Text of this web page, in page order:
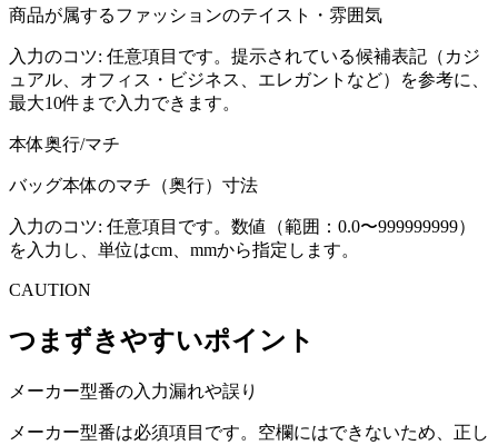
商品が属するファッションのテイスト・雰囲気
入力のコツ: 任意項目です。提示されている候補表記（カジ
ュアル、オフィス・ビジネス、エレガントなど）を参考に、
最大10件まで入力できます。
本体奥行/マチ
バッグ本体のマチ（奥行）寸法
入力のコツ: 任意項目です。数値（範囲：0.0〜999999999）
を入力し、単位はcm、mmから指定します。
CAUTION
つまずきやすいポイント
メーカー型番の入力漏れや誤り
メーカー型番は必須項目です。空欄にはできないため、正し